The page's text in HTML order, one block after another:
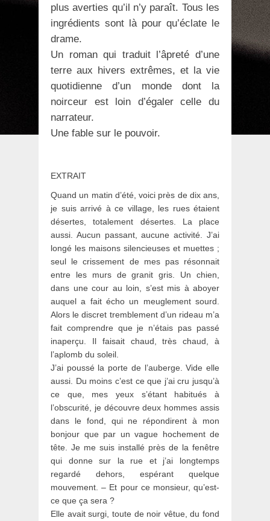
plus averties qu’il n’y paraît. Tous les
ingrédients sont là pour qu’éclate le
drame.
Un roman qui traduit l’âpreté d’une
terre aux hivers extrêmes, et la vie
quotidienne d’un monde dont la
noirceur est loin d’égaler celle du
narrateur.
Une fable sur le pouvoir.
EXTRAIT
Quand un matin d’été, voici près de dix ans,
je suis arrivé à ce village, les rues étaient
désertes, totalement désertes. La place
aussi. Aucun passant, aucune activité. J’ai
longé les maisons silencieuses et muettes ;
seul le crissement de mes pas résonnait
entre les murs de granit gris. Un chien,
dans une cour au loin, s’est mis à aboyer
auquel a fait écho un meuglement sourd.
Alors le discret tremblement d’un rideau m’a
fait comprendre que je n’étais pas passé
inaperçu. Il faisait chaud, très chaud, à
l’aplomb du soleil.
J’ai poussé la porte de l’auberge. Vide elle
aussi. Du moins c’est ce que j’ai cru jusqu’à
ce que, mes yeux s’étant habitués à
l’obscurité, je découvre deux hommes assis
dans le fond, qui ne répondirent à mon
bonjour que par un vague hochement de
tête. Je me suis installé près de la fenêtre
qui donne sur la rue et j’ai longtemps
regardé dehors, espérant quelque
mouvement. – Et pour ce monsieur, qu’est-
ce que ça sera ?
Elle avait surgi, toute de noir vêtue, du fond